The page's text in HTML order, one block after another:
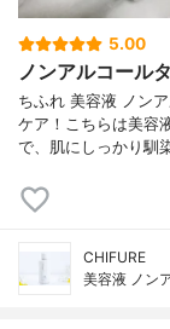
5.00
ノンアルコール
ちふれ 美容液 ノン
ケア！こちらは美容
で、肌にしっかり馴
CHIFURE
美容液 ノン